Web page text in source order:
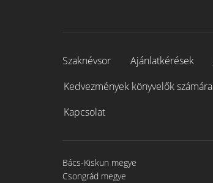
Szaknévsor Ajánlatkérések
Kedvezmények könyvelők számára
Kapcsolat
Bács-Kiskun megye
Csongrád megye